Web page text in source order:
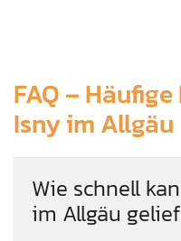
FAQ –
Isny im Allgäu
Wie schnell
im Allgäu